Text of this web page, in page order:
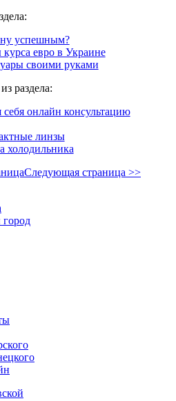
успешным?
евро в Украине
своими руками
раздела:
онлайн консультацию
линзы
холодильника
Следующая страница >>